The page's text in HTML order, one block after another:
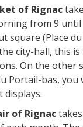
en
y
of Rignac
from 9 until
square (Place
city-hall, this
On the other
Portail-bas, you
of Rignac